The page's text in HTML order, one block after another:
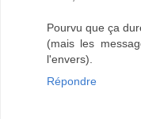
Pourvu que ça
(mais les
l'envers).
Répondre